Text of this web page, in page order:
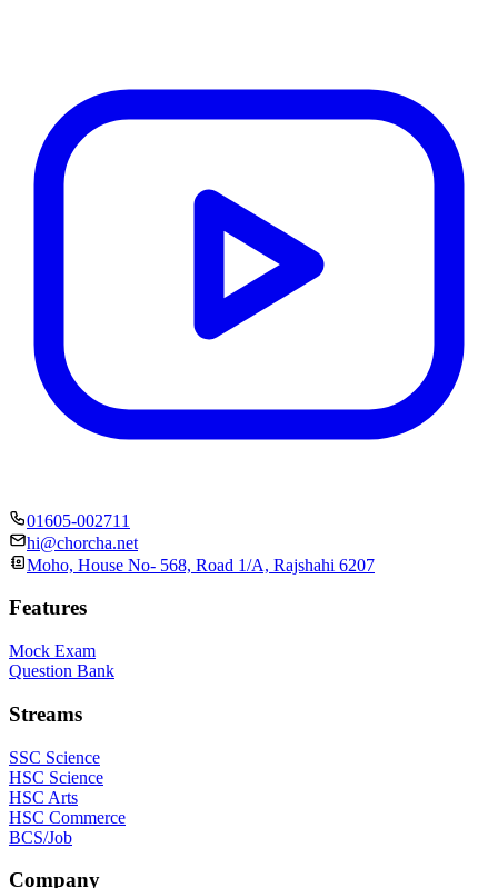
01605-002711
hi@chorcha.net
Moho, House No- 568, Road 1/A, Rajshahi 6207
Features
Mock Exam
Question Bank
Streams
SSC Science
HSC Science
HSC Arts
HSC Commerce
BCS/Job
Company